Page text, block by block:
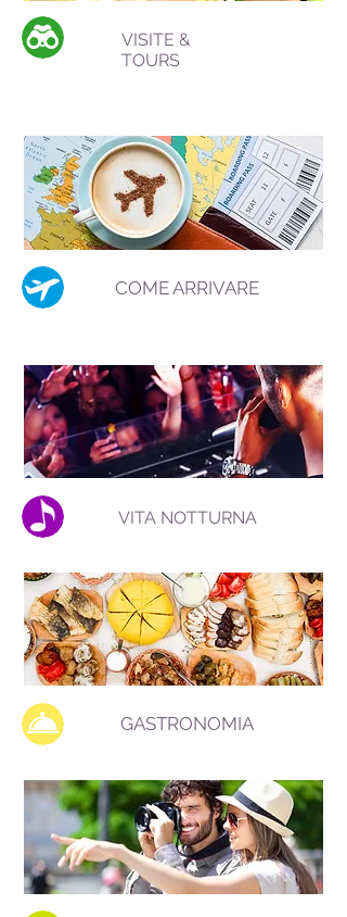
VISITE &
TOURS
COME ARRIVARE
VITA NOTTURNA
GASTRONOMIA